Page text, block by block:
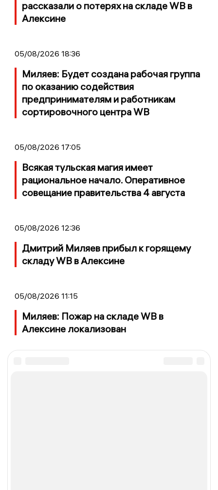
рассказали о потерях на складе WB в
Алексине
05/08/2026 18:36
Миляев: Будет создана рабочая группа
по оказанию содействия
предпринимателям и работникам
сортировочного центра WB
05/08/2026 17:05
Всякая тульская магия имеет
рациональное начало. Оперативное
совещание правительства 4 августа
05/08/2026 12:36
Дмитрий Миляев прибыл к горящему
складу WB в Алексине
05/08/2026 11:15
Миляев: Пожар на складе WB в
Алексине локализован